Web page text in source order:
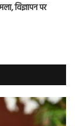
विज्ञापन पर